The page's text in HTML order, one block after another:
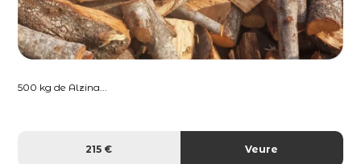
500 kg de Alzina...
215 € Veure